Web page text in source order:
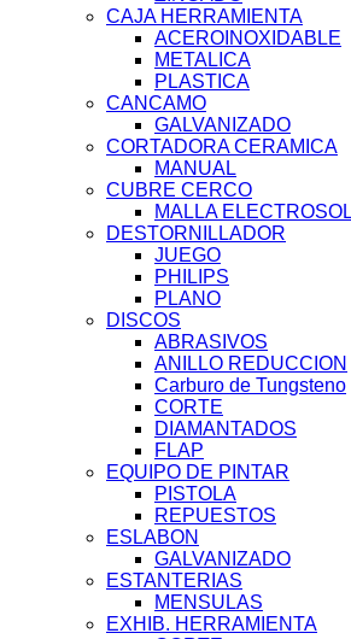
CAJA HERRAMIENTA
ACEROINOXIDABLE
METALICA
PLASTICA
CANCAMO
GALVANIZADO
CORTADORA CERAMICA
MANUAL
CUBRE CERCO
MALLA
DESTORNILLADOR
JUEGO
PHILIPS
PLANO
DISCOS
ABRASIVOS
ANILLO REDUCCION
Carburo de Tungsteno
CORTE
DIAMANTADOS
FLAP
EQUIPO DE PINTAR
PISTOLA
REPUESTOS
ESLABON
GALVANIZADO
ESTANTERIAS
MENSULAS
EXHIB. HERRAMIENTA